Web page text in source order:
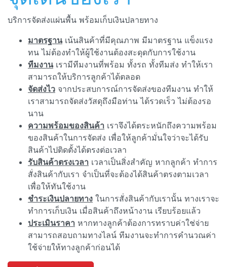
บริการจัดส่งแผ่นพื้น พร้อมเก็บเงินปลายทาง
มาตรฐานเน้นสินค้าที่มีคุณภาพ มีมาตรฐาน แข็งแรง
ทน ไม่ต้องทำให้ผู้ใช้งานต้องสะดุดกับการใช้งาน
ทีมงานเรามีทีมงานที่พร้อม ทั้งรถ ทั้งทีมส่ง ทำให้เรา
สามารถให้บริการลูกค้าได้ตลอด
จัดส่งไว จากประสบการณ์การจัดส่งของทีมงาน ทำให้
เราสามารถจัดส่งวัสดุถึงมือท่าน ได้รวดเร็ว ไม่ต้องรอ
นาน
ความพร้อมของสินค้า เราจึงได้ตระหนักถึงความพร้อม
ของสินค้าในการจัดส่ง เพื่อให้ลูกค้ามั่นใจว่าจะได้รับ
สินค้าไปติดตั้งได้ตรงต่อเวลา
รับสินค้าตรงเวลา เวลาเป็นสิ่งสำคัญ หากลูกค้า ทำการ
สั่งสินค้ากับเรา จำเป็นที่จะต้องได้สินค้าตรงตามเวลา
เพื่อให้ทันใช้งาน
ชำระเงินปลายทาง ในการสั่งสินค้ากับเรานั้น ทางเราจะ
ทำการเก็บเงิน เมื่อสินค้าถึงหน้างาน เรียบร้อยแล้ว
ประเมินราคา หากทางลูกค้าต้องการทราบค่าใช่จ่าย
สามารถสอบถามทางไลน์ ทีมงานจะทำการคำนวณค่า
ใช้จ่ายให้ทางลูกค้าก่อนได้